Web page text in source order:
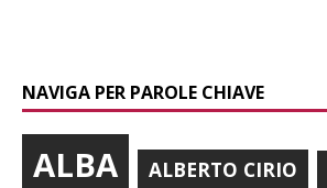
NAVIGA PER PAROLE CHIAVE
ALBA ALBERTO CIRIO